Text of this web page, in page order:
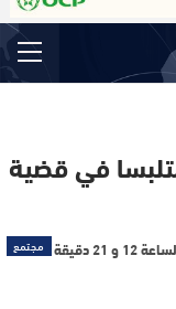
في قضية
مجتمع